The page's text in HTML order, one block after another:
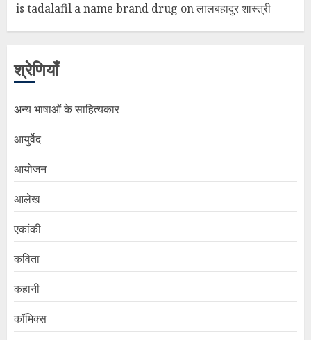
is tadalafil a name brand drug onलालबहादुर शास्त्री
श्रेणियाँ
अन्य भाषाओं के साहित्यकार
आयुर्वेद
आयोजन
आलेख
एकांकी
कविता
कहानी
कॉमिक्स